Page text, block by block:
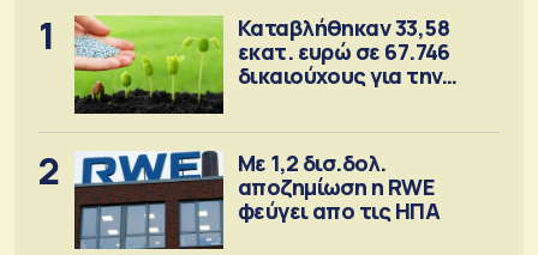
1
Καταβλήθηκαν 33,58
εκατ. ευρώ σε 67.746
δικαιούχους για την
2
Με 1,2 δισ.δολ.
αποζημίωση η RWE
φεύγει απο τις ΗΠΑ